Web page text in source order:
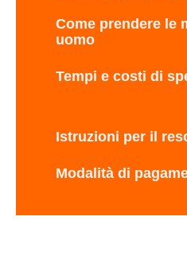
Come prendere le
uomo
Tempi e costi di
Istruzioni per il
Modalità di